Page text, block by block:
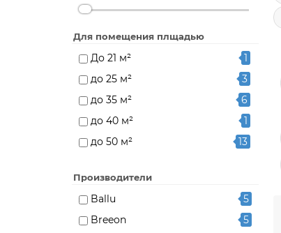
Для помещения плщадью
До 21 м²
1
до 25 м²
3
до 35 м²
6
до 40 м²
1
до 50 м²
13
Производители
Ballu
5
Breeon
5